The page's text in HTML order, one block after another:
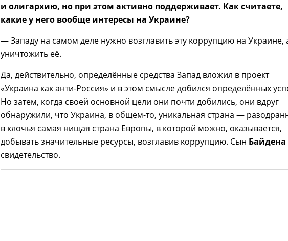
и олигархию, но при этом активно поддерживает. Как считаете,
какие у него вообще интересы на Украине?
— Западу на самом деле нужно возглавить эту коррупцию на Украине,
уничтожить её.
Да, действительно, определённые средства Запад вложил в проект
«Украина как анти-Россия» и в этом смысле добился определённых
Но затем, когда своей основной цели они почти добились, они вдруг
обнаружили, что Украина, в общем-то, уникальная страна —
в клочья самая нищая страна Европы, в которой можно, оказывается,
добывать значительные ресурсы, возглавив коррупцию. Сын Байдена
свидетельство.